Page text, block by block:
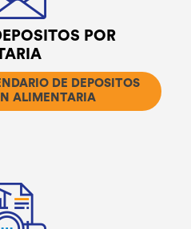
POR
DE DEPOSITOS
ALIMENTARIA